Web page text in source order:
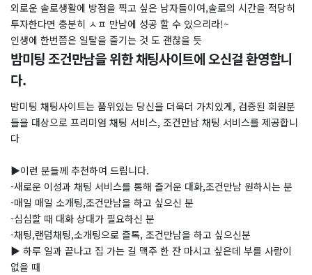
외로운 솔로생활에 방점을 찍고 싶은 남자들이여,솔로의 시간을 적당히
투자한다면 충분히 ㅅㅍ 만남에 성공 할 수 있으리라!~
인생에 한번쯤은 일탈을 즐기는 것 도 괜찮을 듯
밤미팅 조건만남을 위한 채팅사이트에 오신걸 환영합니
다.
밤미팅 채팅사이트는 품위있는 당신을 더욱더 가치있게, 검증된 회원분
들을 대상으로 프리미엄 채팅 서비스, 조건만남 채팅 서비스를 제공합니
다
▶이런 분들께 추천하여 드립니다.
-새로운 이성과 채팅 서비스를 통해 즐거운 대화,조건만남 원하시는 분
-매일 매일 소개팅,조건만남을 하고 싶으신 분
-심심할 때 대화 상대가 필요하신 분
-채팅,랜덤채팅,소개팅으로 즐톡, 조건만남을 하고 싶으신분
▶ 하루 일과 끝나고 집 가는 길 맥주 한 잔 마시고 싶은데 부를 사람이
없을 때